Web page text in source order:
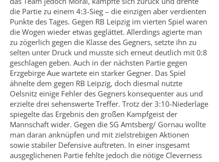
die Partie zu einem 4:3-Sieg – die einzigen aber verdienten
Punkte des Tages. Gegen RB Leipzig im vierten Spiel waren
die Wogen wieder etwas geglättet. Allerdings agierte man
zu zögerlich gegen die Klasse des Gegners, setzte ihn zu
selten unter Druck und musste sich erneut deutlich mit 0:8
geschlagen geben. Auch in der nächsten Partie gegen
Erzgebirge Aue wartete ein starker Gegner. Das Spiel
ähnelte dem gegen RB Leipzig, doch diesmal nutzte
Oelsnitz einige Fehler des Gegners konsequenter aus und
erzielte drei sehenswerte Treffer. Trotz der 3:10-Niederlage
spiegelte das Ergebnis den großen Kampfgeist der
Mannschaft wider. Gegen die SG Amtsberg/ Gornau wollte
man daran anknüpfen und mit zielstrebigen Aktionen
sowie stabiler Defensive auftreten. In einer insgesamt
ausgeglichenen Partie fehlte jedoch die nötige Cleverness